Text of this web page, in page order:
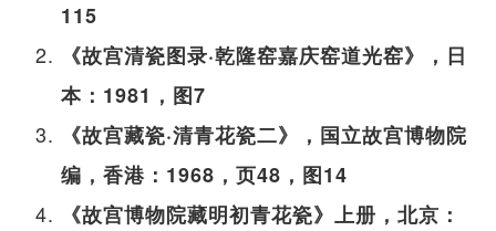
115
《故宫清瓷图录·乾隆窑嘉庆窑道光窑》，日
本：1981，图7
《故宫藏瓷·清青花瓷二》，国立故宫博物院
编，香港：1968，页48，图14
《故宫博物院藏明初青花瓷》上册，北京：